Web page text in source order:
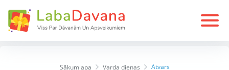
Sākumlapa Varda dienas Atvars